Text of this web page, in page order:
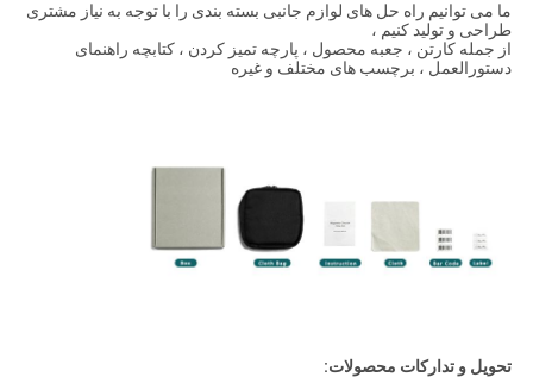
ما می توانیم راه حل های لوازم جانبی بسته بندی را با توجه به نیاز مشتری
طراحی و تولید کنیم ،
از جمله کارتن ، جعبه محصول ، پارچه تمیز کردن ، کتابچه راهنمای
دستورالعمل ، برچسب های مختلف و غیره
تحویل و تدارکات محصولات: